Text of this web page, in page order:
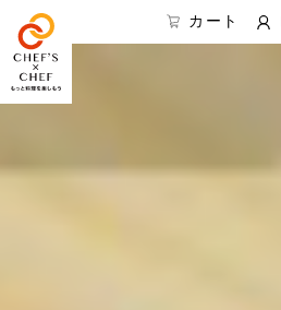
カート